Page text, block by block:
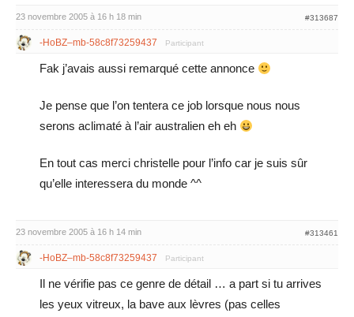
23 novembre 2005 à 16 h 18 min #313687
-HoBZ–mb-58c8f73259437 Participant
Fak j’avais aussi remarqué cette annonce
Je pense que l’on tentera ce job lorsque nous nous
serons aclimaté à l’air australien eh eh
En tout cas merci christelle pour l’info car je suis sûr
qu’elle interessera du monde ^^
23 novembre 2005 à 16 h 14 min #313461
-HoBZ–mb-58c8f73259437 Participant
Il ne vérifie pas ce genre de détail … a part si tu arrives
les yeux vitreux, la bave aux lèvres (pas celles